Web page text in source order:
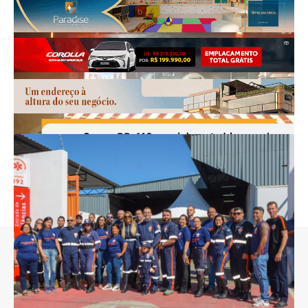
//
I nfluenciamos mais de 8 mil pessoas todos os dias e somos